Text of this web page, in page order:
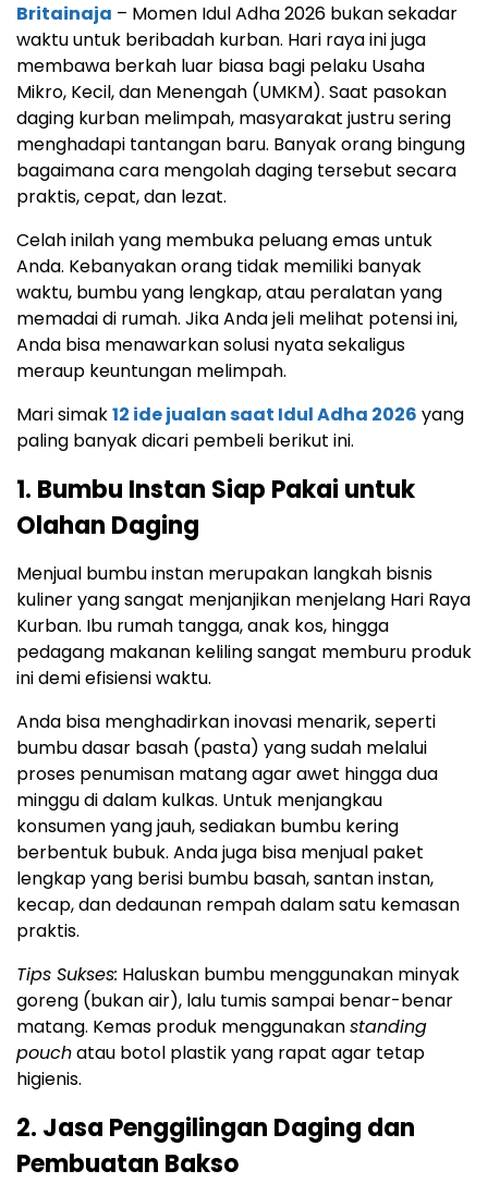
Britainaja – Momen Idul Adha 2026 bukan sekadar
waktu untuk beribadah kurban. Hari raya ini juga
membawa berkah luar biasa bagi pelaku Usaha
Mikro, Kecil, dan Menengah (UMKM). Saat pasokan
daging kurban melimpah, masyarakat justru sering
menghadapi tantangan baru. Banyak orang bingung
bagaimana cara mengolah daging tersebut secara
praktis, cepat, dan lezat.
Celah inilah yang membuka peluang emas untuk
Anda. Kebanyakan orang tidak memiliki banyak
waktu, bumbu yang lengkap, atau peralatan yang
memadai di rumah. Jika Anda jeli melihat potensi ini,
Anda bisa menawarkan solusi nyata sekaligus
meraup keuntungan melimpah.
Mari simak12 ide jualan saat Idul Adha 2026 yang
paling banyak dicari pembeli berikut ini.
1. Bumbu Instan Siap Pakai untuk
Olahan Daging
Menjual bumbu instan merupakan langkah bisnis
kuliner yang sangat menjanjikan menjelang Hari Raya
Kurban. Ibu rumah tangga, anak kos, hingga
pedagang makanan keliling sangat memburu produk
ini demi efisiensi waktu.
Anda bisa menghadirkan inovasi menarik, seperti
bumbu dasar basah (pasta) yang sudah melalui
proses penumisan matang agar awet hingga dua
minggu di dalam kulkas. Untuk menjangkau
konsumen yang jauh, sediakan bumbu kering
berbentuk bubuk. Anda juga bisa menjual paket
lengkap yang berisi bumbu basah, santan instan,
kecap, dan dedaunan rempah dalam satu kemasan
praktis.
Tips Sukses: Haluskan bumbu menggunakan minyak
goreng (bukan air), lalu tumis sampai benar-benar
matang. Kemas produk menggunakanstanding
pouchatau botol plastik yang rapat agar tetap
higienis.
2. Jasa Penggilingan Daging dan
Pembuatan Bakso